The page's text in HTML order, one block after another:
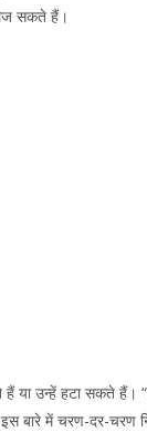
सकते हैं।
या उन्हें हटा सकते
बारे में चरण-दर-